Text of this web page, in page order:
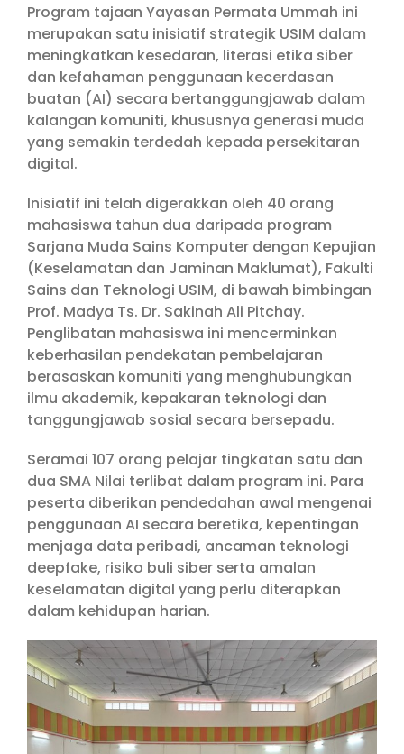
Program tajaan Yayasan Permata Ummah ini
merupakan satu inisiatif strategik USIM dalam
meningkatkan kesedaran, literasi etika siber
dan kefahaman penggunaan kecerdasan
buatan (AI) secara bertanggungjawab dalam
kalangan komuniti, khususnya generasi muda
yang semakin terdedah kepada persekitaran
digital.
Inisiatif ini telah digerakkan oleh 40 orang
mahasiswa tahun dua daripada program
Sarjana Muda Sains Komputer dengan Kepujian
(Keselamatan dan Jaminan Maklumat), Fakulti
Sains dan Teknologi USIM, di bawah bimbingan
Prof. Madya Ts. Dr. Sakinah Ali Pitchay.
Penglibatan mahasiswa ini mencerminkan
keberhasilan pendekatan pembelajaran
berasaskan komuniti yang menghubungkan
ilmu akademik, kepakaran teknologi dan
tanggungjawab sosial secara bersepadu.
Seramai 107 orang pelajar tingkatan satu dan
dua SMA Nilai terlibat dalam program ini. Para
peserta diberikan pendedahan awal mengenai
penggunaan AI secara beretika, kepentingan
menjaga data peribadi, ancaman teknologi
deepfake, risiko buli siber serta amalan
keselamatan digital yang perlu diterapkan
dalam kehidupan harian.